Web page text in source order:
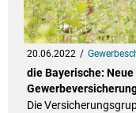
20.06.2022
die Bayerische:
Die